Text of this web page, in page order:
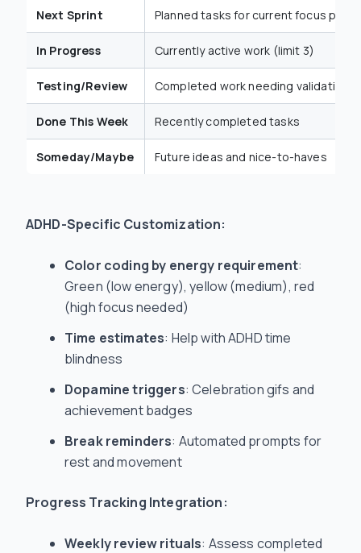
Next Sprint Planned tasks for current focus
In Progress Currently active work (limit 3)
Testing/Review Completed work needing validation
Done This Week Recently completed tasks
Someday/Maybe Future ideas and nice-to-haves
ADHD-Specific Customization:
Color coding by energy requirement:
Green (low energy), yellow (medium), red
(high focus needed)
Time estimates: Help with ADHD time
blindness
Dopamine triggers: Celebration gifs and
achievement badges
Break reminders: Automated prompts for
rest and movement
Progress Tracking Integration:
Weekly review rituals: Assess completed